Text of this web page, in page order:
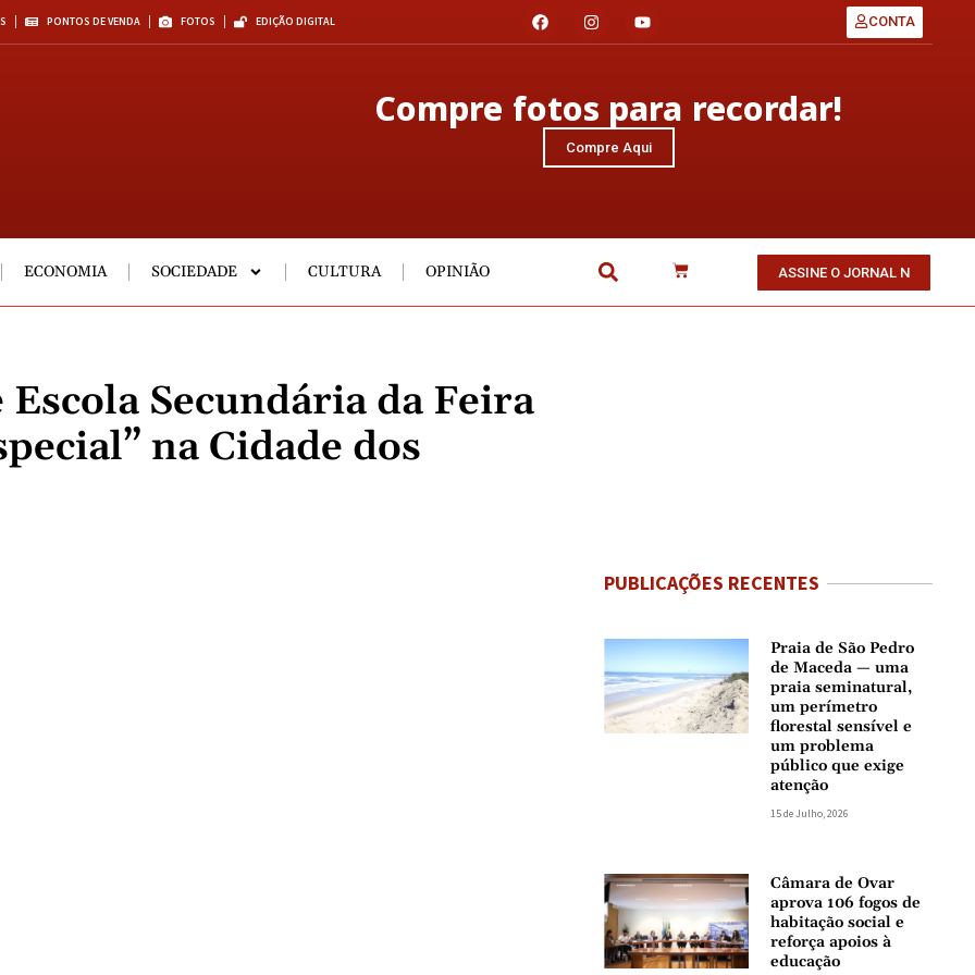
PONTOS DE VENDA FOTOS EDIÇÃO DIGITAL CONTA
Compre fotos para recordar!
Compre Aqui
ECONOMIA SOCIEDADE CULTURA OPINIÃO ASSINE O JORNAL N
Secundária da Feira
na Cidade dos
PUBLICAÇÕES RECENTES
Praia de São Pedro
de Maceda — uma
praia seminatural,
um perímetro
florestal sensível e
um problema
público que exige
atenção
15 de Julho, 2026
Câmara de Ovar
aprova 106 fogos de
habitação social e
reforça apoios à
educação